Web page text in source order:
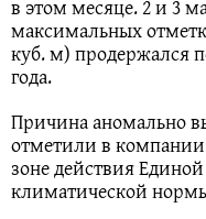
в этом месяце. 2 и 3
максимальных
куб. м) продержался
года.
Причина аномально
отметили в
зоне действия
климатической